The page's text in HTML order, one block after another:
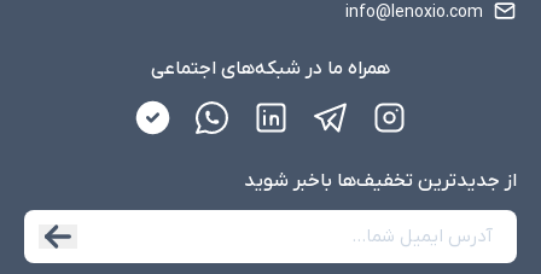
info@lenoxio.com
همراه ما در شبکه‌های اجتماعی
از جدید‌ترین تخفیف‌ها با‌خبر شوید